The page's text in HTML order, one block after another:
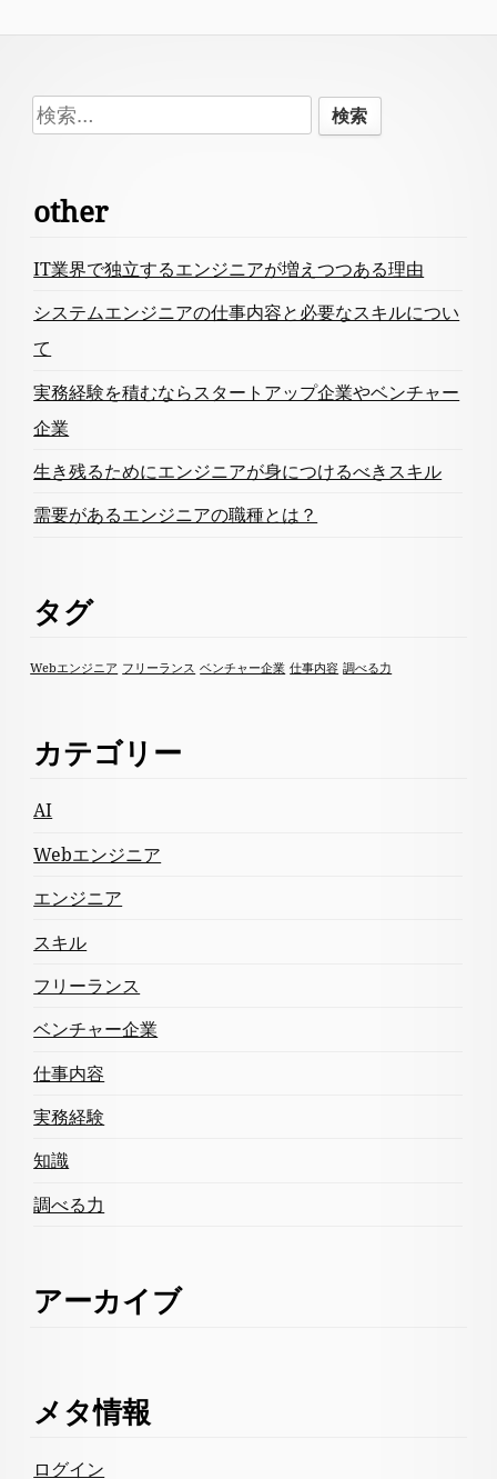
Footer
Content
検
索:
other
IT業界で独立するエンジニアが増えつつある理由
システムエンジニアの仕事内容と必要なスキルについ
て
実務経験を積むならスタートアップ企業やベンチャー
企業
生き残るためにエンジニアが身につけるべきスキル
需要があるエンジニアの職種とは？
タグ
Webエンジニア フリーランス ベンチャー企業 仕事内容 調べる力
カテゴリー
AI
Webエンジニア
エンジニア
スキル
フリーランス
ベンチャー企業
仕事内容
実務経験
知識
調べる力
アーカイブ
メタ情報
ログイン